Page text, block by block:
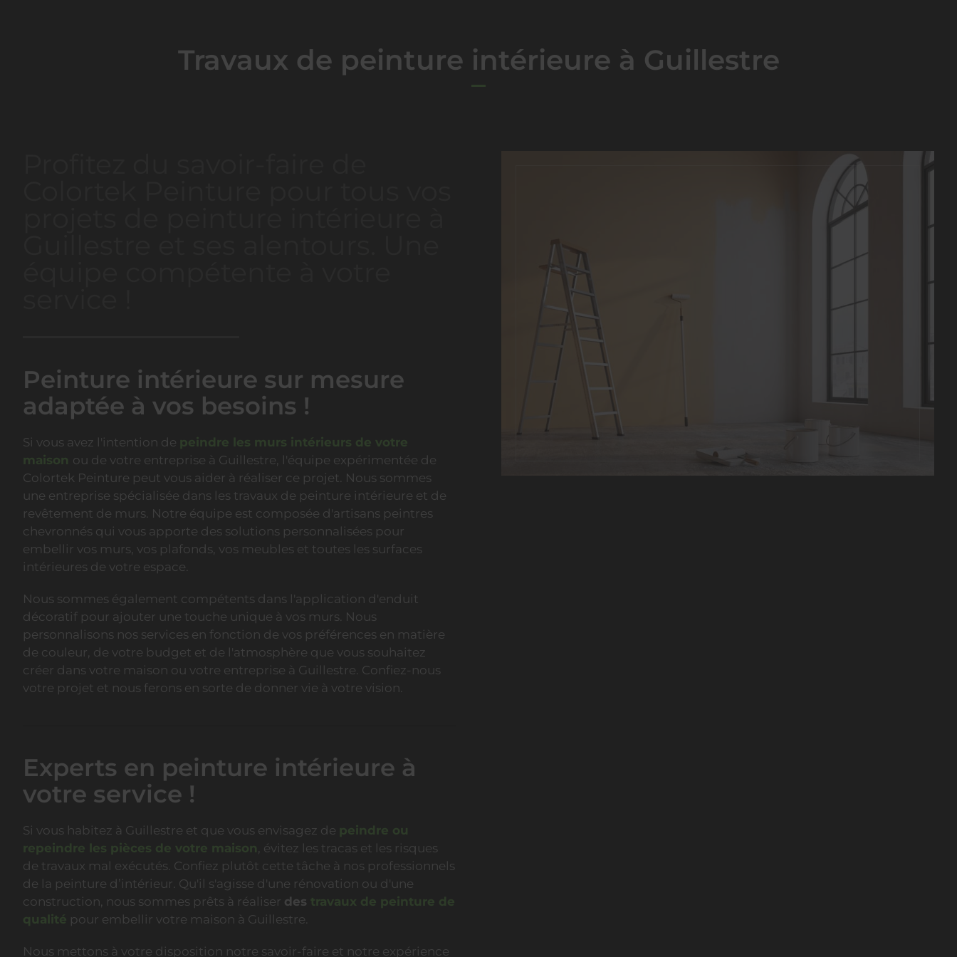
Travaux de peinture intérieure à Guillestre
Peinture intérieure sur mesure
adaptée à vos besoins !
Si vous avez l'intention de peindre les murs intérieurs de votre
maison ou de votre entreprise à Guillestre, l'équipe expérimentée de
Colortek Peinture peut vous aider à réaliser ce projet. Nous sommes
une entreprise spécialisée dans les travaux de peinture intérieure et de
revêtement de murs. Notre équipe est composée d'artisans peintres
chevronnés qui vous apporte des solutions personnalisées pour
embellir vos murs, vos plafonds, vos meubles et toutes les surfaces
intérieures de votre espace.
Nous sommes également compétents dans l'application d'enduit
décoratif pour ajouter une touche unique à vos murs. Nous
personnalisons nos services en fonction de vos préférences en matière
de couleur, de votre budget et de l'atmosphère que vous souhaitez
créer dans votre maison ou votre entreprise à Guillestre. Confiez-nous
votre projet et nous ferons en sorte de donner vie à votre vision.
Experts en peinture intérieure à
votre service !
Si vous habitez à Guillestre et que vous envisagez de peindre ou
repeindre les pièces de votre maison, évitez les tracas et les risques
de travaux mal exécutés. Confiez plutôt cette tâche à nos professionnels
de la peinture d’intérieur. Qu'il s'agisse d'une rénovation ou d'une
construction, nous sommes prêts à réaliser des travaux de peinture de
qualité pour embellir votre maison à Guillestre.
Nous mettons à votre disposition notre savoir-faire et notre expérience